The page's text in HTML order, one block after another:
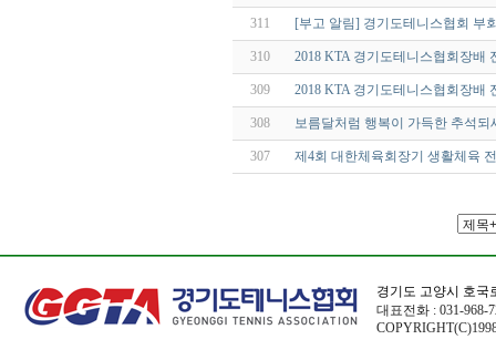
311 [부고 알림] 경기도테니스협회 부
310 2018 KTA 경기도테니스협회장배
309 2018 KTA 경기도테니스협회장배
308 보름달처럼 행복이 가득한 추석되
307 제4회 대한체육회장기 생활체육
경기도 고양시 호국
대표전화 : 031-968-